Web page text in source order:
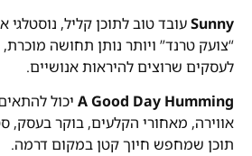
Sunnyעובד טוב לתוכן קליל,
“צועק טרנד” ויותר נותן תחושה
לעסקים שרוצים להיראות אנושיים.
A Good Day Humming יכול
אווירה, מאחורי הקלעים, בוקר בעסק,
תוכן שמחפש חיוך קטן במקום דרמה.